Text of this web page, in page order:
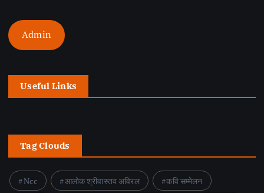
Admin
Useful Links
Tag Clouds
Ncc आलोक श्रीवास्तव अविरल
कवि सम्मेलन